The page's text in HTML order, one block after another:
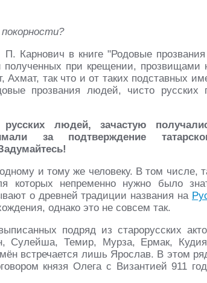
Карнович в книге "Родовые
при крещении, прозвищами
так что и от таких подставных
прозвания людей, чисто русских
людей, зачастую
за подтверждение
и тому же человеку. В том числе,
которых непременно нужно было
о древней традиции названия на
однако это не совсем так.
подряд из старорусских
Сулейша, Темир, Мурза, Ермак,
встречается лишь Ярослав. В этом
князя Олега с Византией 911